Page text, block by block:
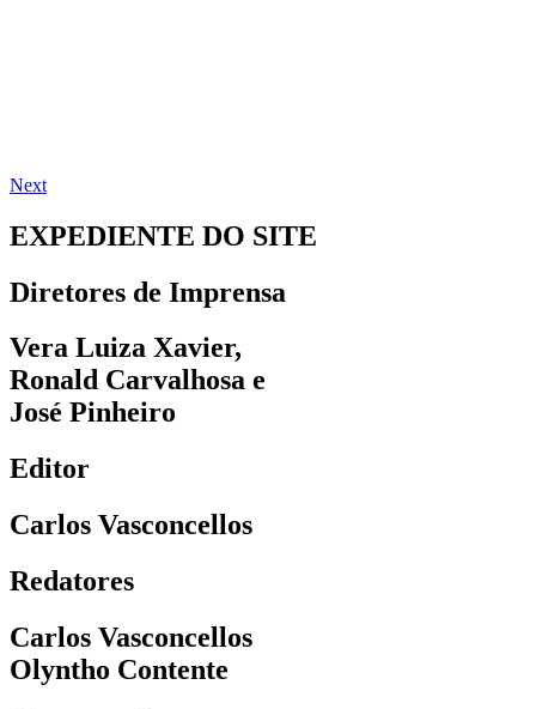
Next
EXPEDIENTE DO SITE
Diretores de Imprensa
Vera Luiza Xavier,
Ronald Carvalhosa e
José Pinheiro
Editor
Carlos Vasconcellos
Redatores
Carlos Vasconcellos
Olyntho Contente